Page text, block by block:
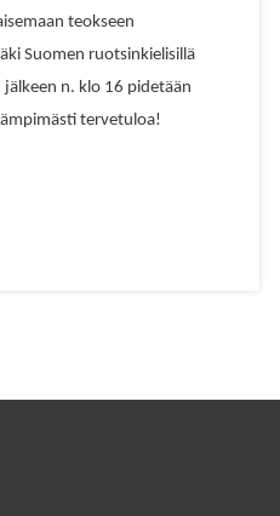
teokseen
Suomen ruotsinkielisillä
n. klo 16 pidetään
tervetuloa!